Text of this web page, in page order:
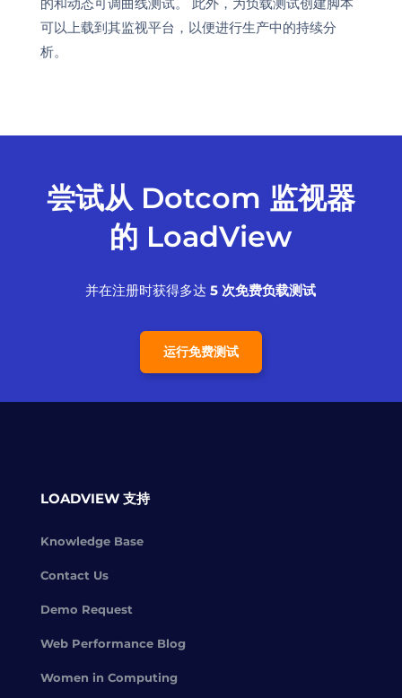
可以上载到其监视平台，以便进行生产中的持续分
析。
尝试从 Dotcom 监视器
的 LoadView
并在注册时获得多达5 次免费负载测试
运行免费测试
LOADVIEW 支持
Knowledge Base
Contact Us
Demo Request
Web Performance Blog
Women in Computing